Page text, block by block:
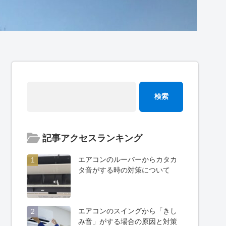
記事アクセスランキング
1
エアコンのルーバーからカタカ
タ音がする時の対策について
2
エアコンのスイングから「きし
み音」がする場合の原因と対策